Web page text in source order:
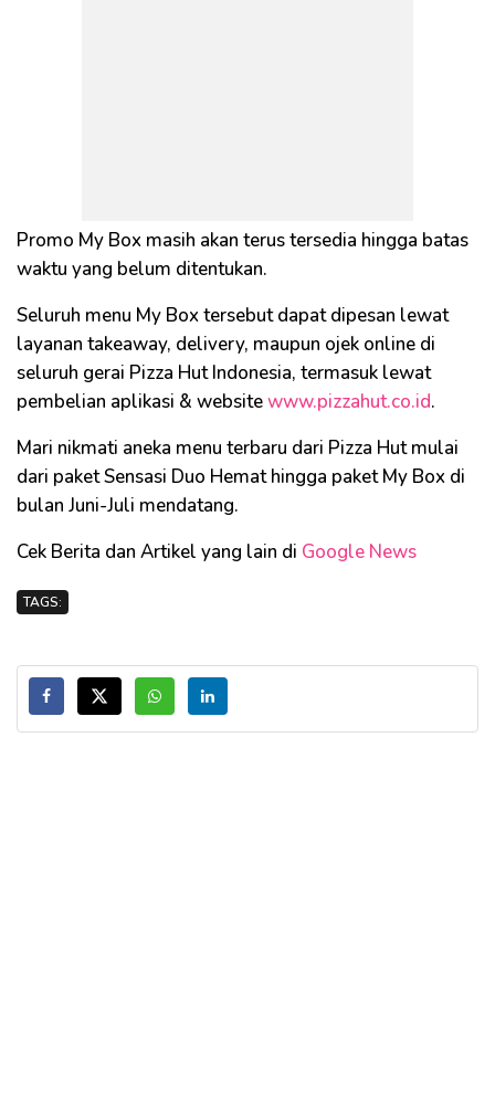
Promo My Box masih akan terus tersedia hingga batas
waktu yang belum ditentukan.
Seluruh menu My Box tersebut dapat dipesan lewat
layanan takeaway, delivery, maupun ojek online di
seluruh gerai Pizza Hut Indonesia, termasuk lewat
pembelian aplikasi & websitewww.pizzahut.co.id.
Mari nikmati aneka menu terbaru dari Pizza Hut mulai
dari paket Sensasi Duo Hemat hingga paket My Box di
bulan Juni-Juli mendatang.
Cek Berita dan Artikel yang lain di Google News
TAGS: